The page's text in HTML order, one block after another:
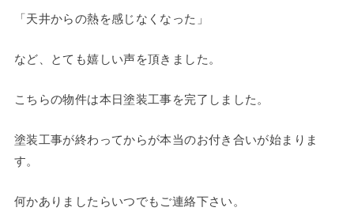
「天井からの熱を感じなくなった」
など、とても嬉しい声を頂きました。
こちらの物件は本日塗装工事を完了しました。
塗装工事が終わってからが本当のお付き合いが始まりま
す。
何かありましたらいつでもご連絡下さい。